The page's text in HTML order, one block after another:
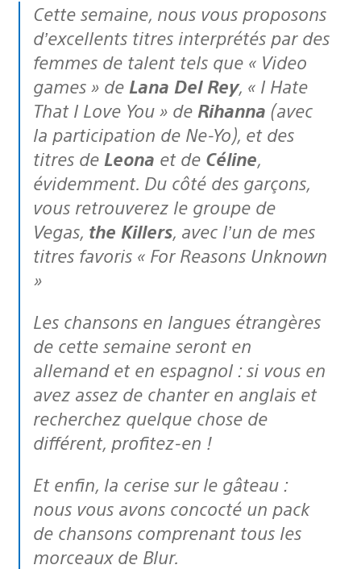
Cette semaine, nous vous proposons
d’excellents titres interprétés par des
femmes de talent tels que « Video
games » de Lana Del Rey, « I Hate
That I Love You » de Rihanna (avec
la participation de Ne-Yo), et des
titres de Leona et de Céline,
évidemment. Du côté des garçons,
vous retrouverez le groupe de
Vegas, the Killers, avec l’un de mes
titres favoris « For Reasons Unknown
»
Les chansons en langues étrangères
de cette semaine seront en
allemand et en espagnol : si vous en
avez assez de chanter en anglais et
recherchez quelque chose de
différent, profitez-en !
Et enfin, la cerise sur le gâteau :
nous vous avons concocté un pack
de chansons comprenant tous les
morceaux de Blur.